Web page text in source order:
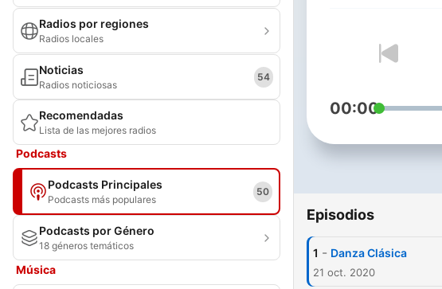
Radios por regiones
Radios locales
Noticias
Radios noticiosas
54
Recomendadas
Lista de las mejores radios
Podcasts
Podcasts Principales
Podcasts más populares
50
Podcasts por Género
18 géneros temáticos
Música
00:00
Episodios
1 - Danza Clásica
21 oct. 2020